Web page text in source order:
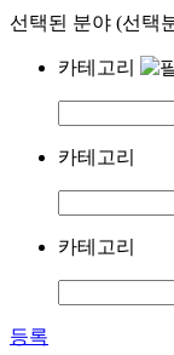
선택된 분야 (선택
카테고리
카테고리
카테고리
등록